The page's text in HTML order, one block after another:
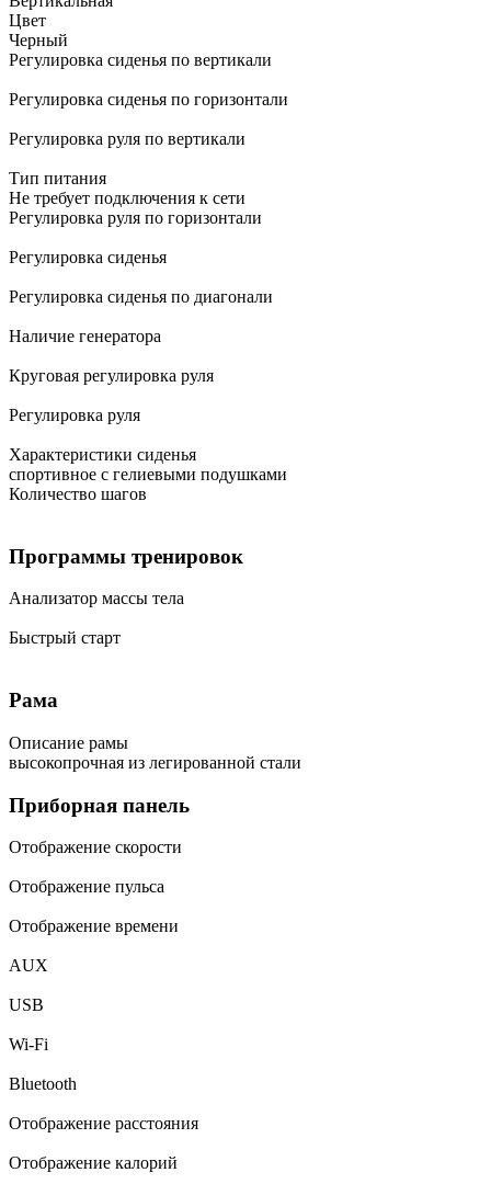
Цвет
Черный
Регулировка сиденья по вертикали
Регулировка сиденья по горизонтали
Регулировка руля по вертикали
Тип питания
Не требует подключения к сети
Регулировка руля по горизонтали
Регулировка сиденья
Регулировка сиденья по диагонали
Наличие генератора
Круговая регулировка руля
Регулировка руля
Характеристики сиденья
спортивное с гелиевыми подушками
Количество шагов
Программы тренировок
Анализатор массы тела
Быстрый старт
Рама
Описание рамы
высокопрочная из легированной стали
Приборная панель
Отображение скорости
Отображение пульса
Отображение времени
AUX
USB
Wi-Fi
Bluetooth
Отображение расстояния
Отображение калорий